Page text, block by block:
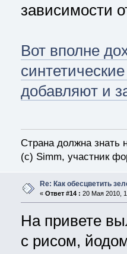
зависимости
Вот вполне
добавляют и
Страна должна знать
(c) Simm, участник
Re: Как обесцветить
« Ответ #14 : 20 Мая 2010,
На привете
с рисом,